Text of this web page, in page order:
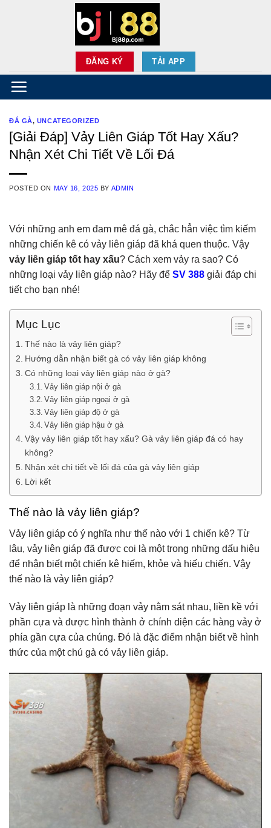
ĐĂNG KÝ TẢI APP
ĐÁ GÀ, UNCATEGORIZED
[Giải Đáp] Vảy Liên Giáp Tốt Hay Xấu?
Nhận Xét Chi Tiết Về Lối Đá
POSTED ON MAY 16, 2025 BY ADMIN
Với những anh em đam mê đá gà, chắc hẳn việc tìm kiếm
những chiến kê có vảy liên giáp đã khá quen thuộc. Vậy
vảy liên giáp tốt hay xấu? Cách xem vảy ra sao? Có
những loại vảy liên giáp nào? Hãy để SV 388 giải đáp chi
tiết cho bạn nhé!
Mục Lục
Thế nào là vảy liên giáp?
Hướng dẫn nhận biết gà có vảy liên giáp không
Có những loại vảy liên giáp nào ở gà?
Vảy liên giáp nội ở gà
Vảy liên giáp ngoại ở gà
Vảy liên giáp độ ở gà
Vảy liên giáp hậu ở gà
Vậy vảy liên giáp tốt hay xấu? Gà vảy liên giáp đá có hay
không?
Nhận xét chi tiết về lối đá của gà vảy liên giáp
Lời kết
Thế nào là vảy liên giáp?
Vảy liên giáp có ý nghĩa như thế nào với 1 chiến kê? Từ
lâu, vảy liên giáp đã được coi là một trong những dấu hiệu
để nhận biết một chiến kê hiếm, khỏe và hiếu chiến. Vậy
thế nào là vảy liên giáp?
Vảy liên giáp là những đoạn vảy nằm sát nhau, liền kề với
phần cựa và được hình thành ở chính diện các hàng vảy ở
phía gần cựa của chúng. Đó là đặc điểm nhận biết về hình
thức của một chú gà có vảy liên giáp.